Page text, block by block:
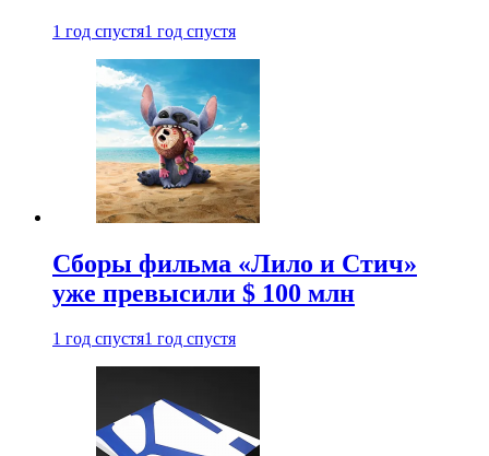
1 год спустя1 год спустя
Сборы фильма «Лило и Стич»
уже превысили $ 100 млн
1 год спустя1 год спустя